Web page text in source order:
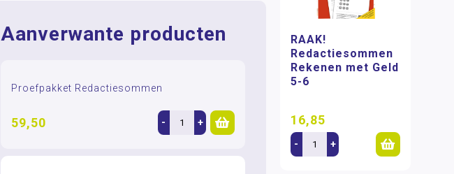
Aanverwante producten
Proefpakket Redactiesommen
59,50 - +
RAAK!
Redactiesommen
Rekenen met Geld
5-6
16,85
- +